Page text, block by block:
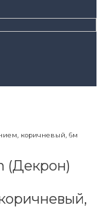
(Декрон)